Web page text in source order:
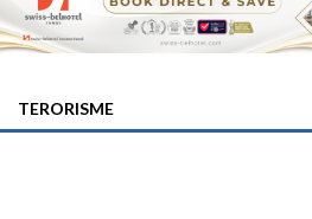
TERORISME